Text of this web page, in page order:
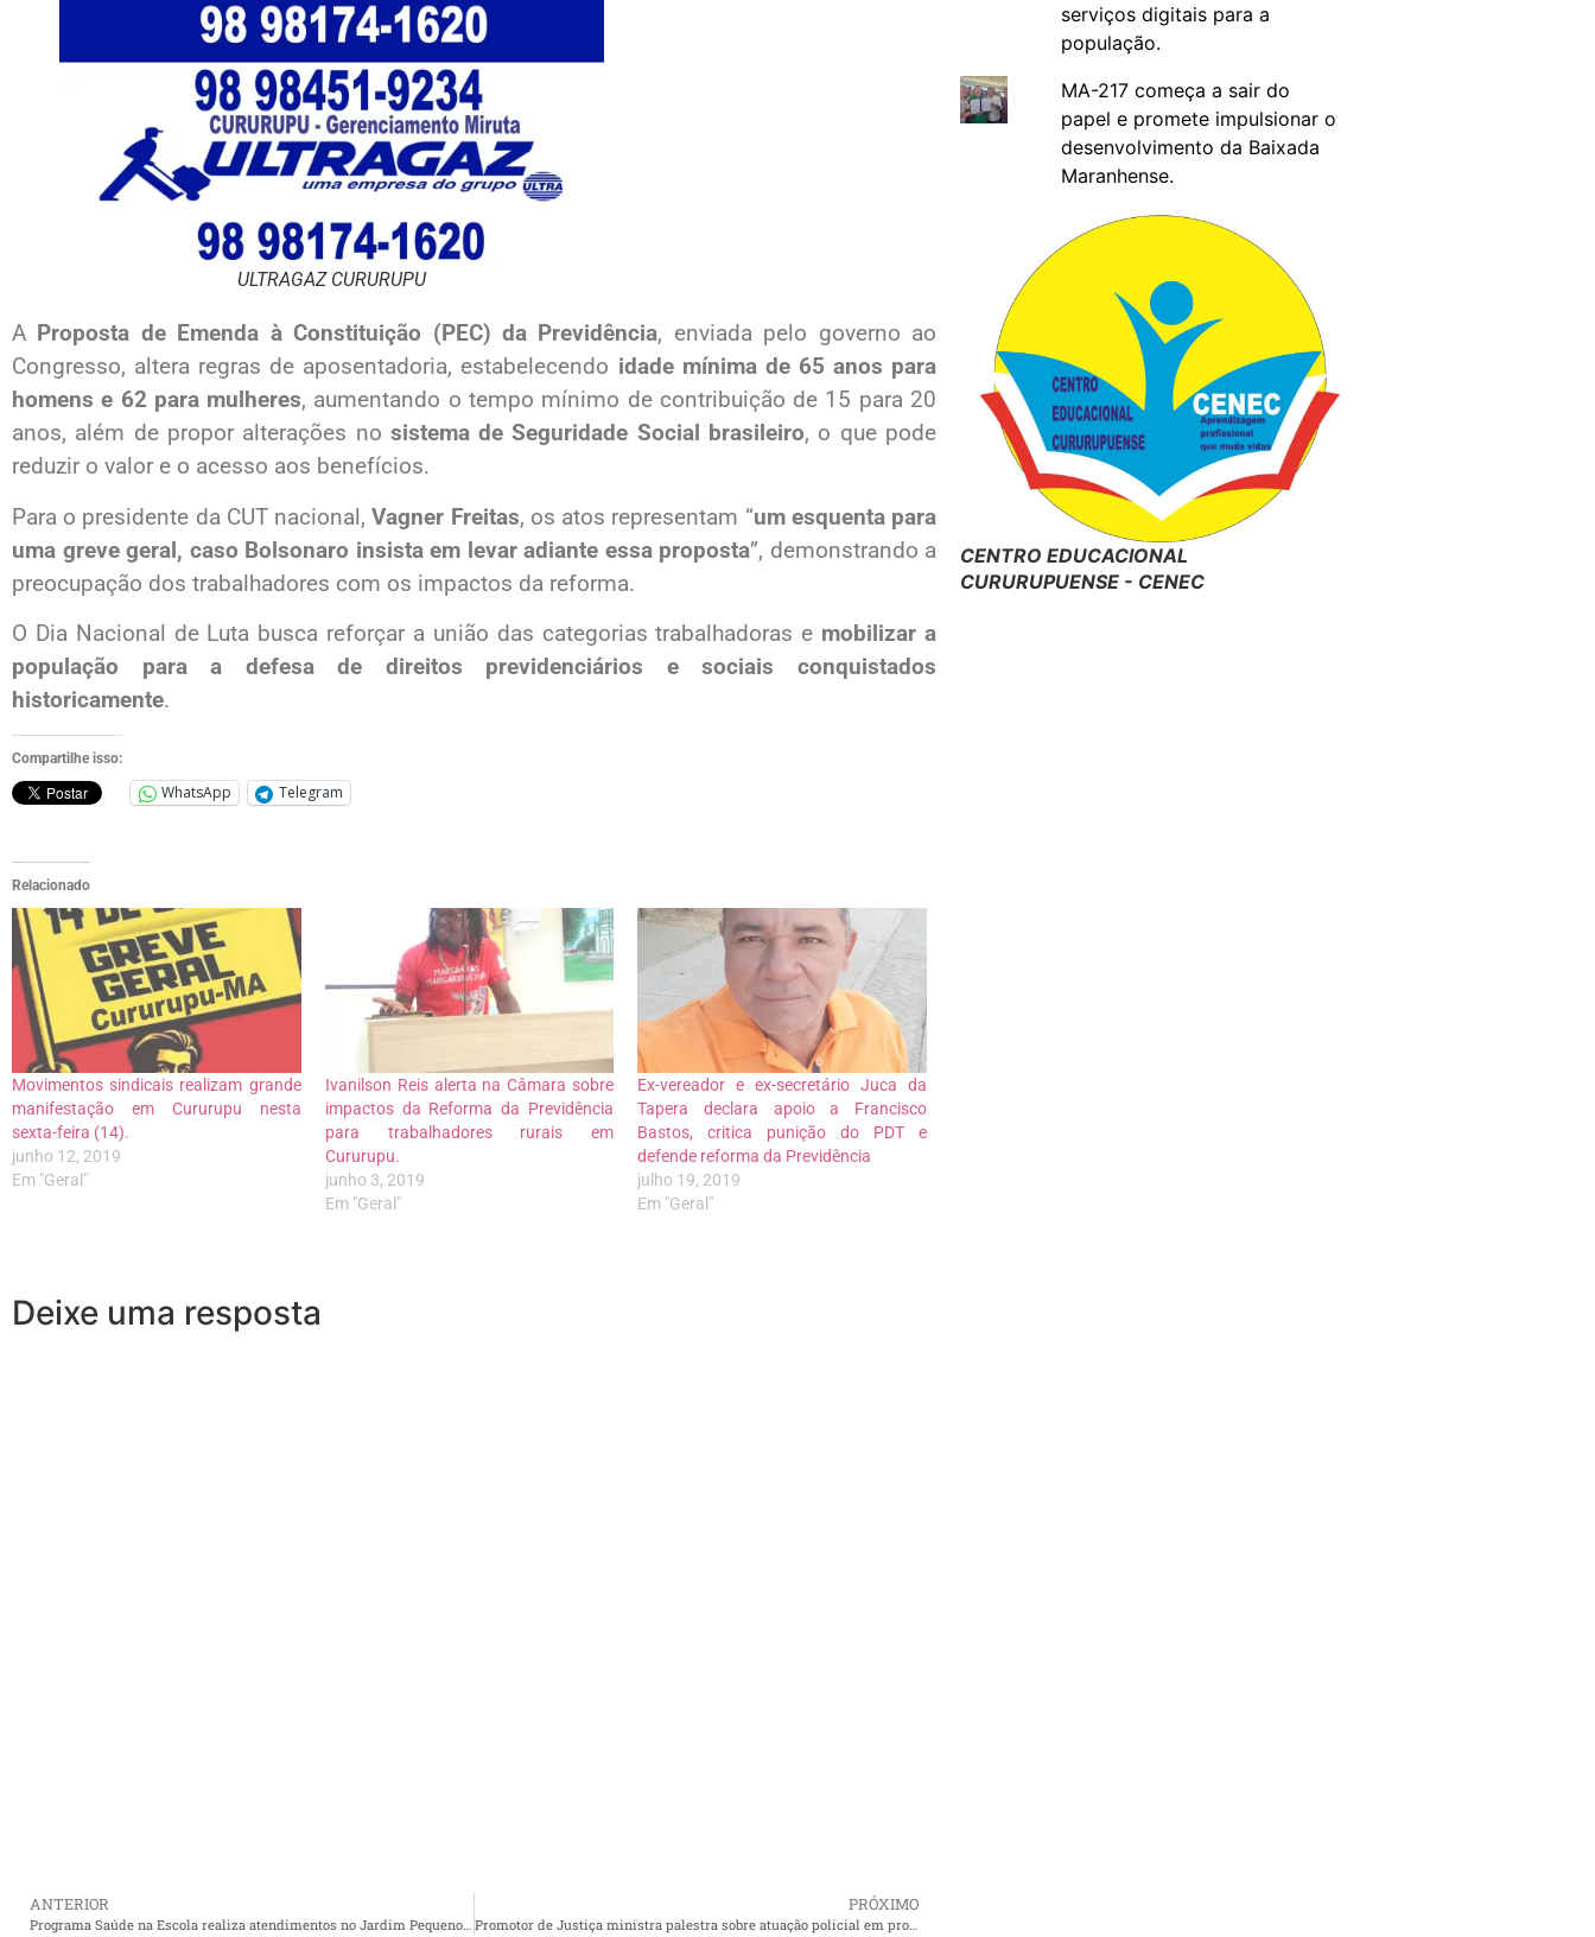
ULTRAGAZ CURURUPU
A Proposta de Emenda à Constituição (PEC) da Previdência, enviada pelo governo ao
Congresso, altera regras de aposentadoria, estabelecendo idade mínima de 65 anos para
homens e 62 para mulheres, aumentando o tempo mínimo de contribuição de 15 para 20
anos, além de propor alterações no sistema de Seguridade Social brasileiro, o que pode
reduzir o valor e o acesso aos benefícios.
Para o presidente da CUT nacional,Vagner Freitas, os atos representam “um esquenta para
uma greve geral, caso Bolsonaro insista em levar adiante essa proposta”, demonstrando a
preocupação dos trabalhadores com os impactos da reforma.
O Dia Nacional de Luta busca reforçar a união das categorias trabalhadoras e mobilizar a
população para a defesa de direitos previdenciários e sociais conquistados
historicamente.
Compartilhe isso:
WhatsApp Telegram
Relacionado
Movimentos sindicais realizam grande
manifestação em Cururupu nesta
sexta-feira (14).
junho 12, 2019
Em "Geral"
Ivanilson Reis alerta na Câmara sobre
impactos da Reforma da Previdência
para trabalhadores rurais em
Cururupu.
junho 3, 2019
Em "Geral"
Ex-vereador e ex-secretário Juca da
Tapera declara apoio a Francisco
Bastos, critica punição do PDT e
defende reforma da Previdência
julho 19, 2019
Em "Geral"
Deixe uma resposta
ANTERIOR PRÓXIMO
serviços digitais para a
população.
MA-217 começa a sair do
papel e promete impulsionar o
desenvolvimento da Baixada
Maranhense.
CENTRO EDUCACIONAL
CURURUPUENSE - CENEC